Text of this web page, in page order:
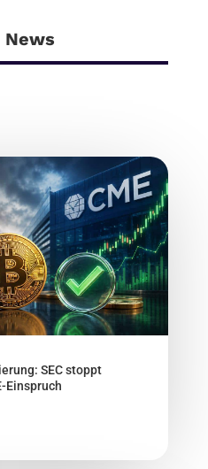
SEC stoppt
Einspruch